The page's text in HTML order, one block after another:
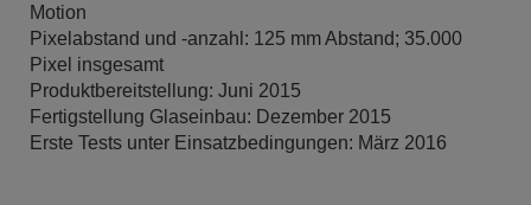
Motion
Pixelabstand und -anzahl: 125 mm Abstand; 35.000
Pixel insgesamt
Produktbereitstellung: Juni 2015
Fertigstellung Glaseinbau: Dezember 2015
Erste Tests unter Einsatzbedingungen: März 2016